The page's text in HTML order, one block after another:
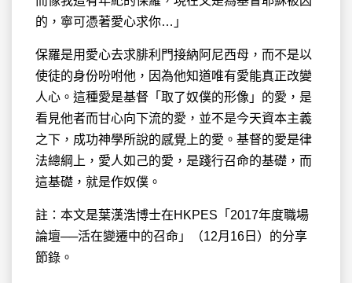
的，寧可憑著愛心求你…」
保羅是用愛心去求腓利門接納阿尼西母，而不是以
使徒的身份吩咐他，因為他知道唯有愛能真正改變
人心。這種愛是基督「取了奴僕的形像」的愛，是
看見他者而甘心向下流的愛，並不是今天資本主義
之下，成功神學所說的感覺上的愛。基督的愛是律
法總綱上，愛人如己的愛，是踐行召命的基礎，而
這基礎，就是作奴僕。
註：本文是葉漢浩博士在HKPES「2017年度職場
論壇──活在變遷中的召命」（12月16日）的分享
節錄。